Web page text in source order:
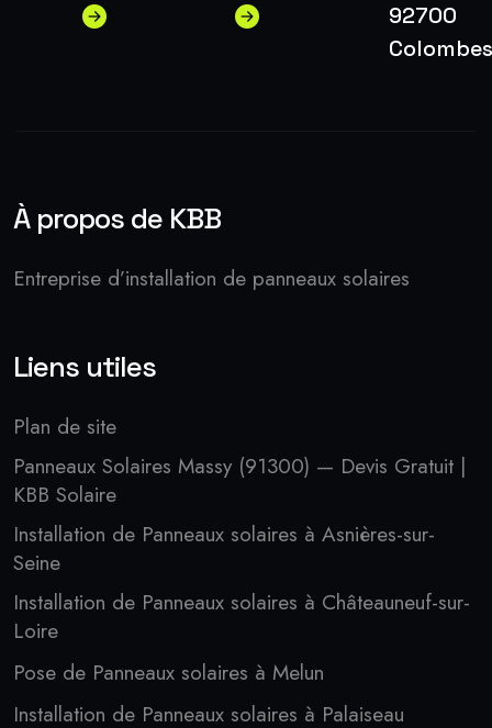
92700
Colombes
À propos de KBB
Entreprise d’installation de panneaux solaires
Liens utiles
Plan de site
Panneaux Solaires Massy (91300) — Devis Gratuit |
KBB Solaire
Installation de Panneaux solaires à Asnières-sur-
Seine
Installation de Panneaux solaires à Châteauneuf-sur-
Loire
Pose de Panneaux solaires à Melun
Installation de Panneaux solaires à Palaiseau